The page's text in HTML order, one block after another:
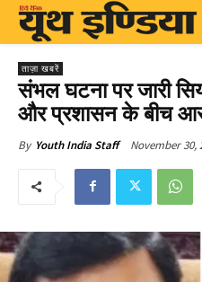
ताज़ा खबरें
संभल घटना पर जारी
और प्रशासन के बीच
By Youth India Staff November 30,